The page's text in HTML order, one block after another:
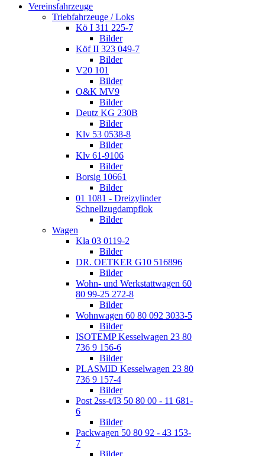
Vereinsfahrzeuge
Triebfahrzeuge / Loks
Kö I 311 225-7
Bilder
Köf II 323 049-7
Bilder
V20 101
Bilder
O&K MV9
Bilder
Deutz KG 230B
Bilder
Klv 53 0538-8
Bilder
Klv 61-9106
Bilder
Borsig 10661
Bilder
01 1081 - Dreizylinder
Schnellzugdampflok
Bilder
Wagen
Kla 03 0119-2
Bilder
DR. OETKER G10 516896
Bilder
Wohn- und Werkstattwagen 60
80 99-25 272-8
Bilder
Wohnwagen 60 80 092 3033-5
Bilder
ISOTEMP Kesselwagen 23 80
736 9 156-6
Bilder
PLASMID Kesselwagen 23 80
736 9 157-4
Bilder
Post 2ss-t/I3 50 80 00 - 11 681-
6
Bilder
Packwagen 50 80 92 - 43 153-
7
Bilder